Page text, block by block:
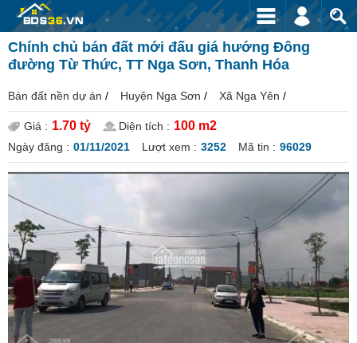
Chính chủ bán đất mới đấu giá hướng Đông
đường Từ Thức, TT Nga Sơn, Thanh Hóa
Bán đất nền dự án / Huyện Nga Sơn / Xã Nga Yên /
Giá : 1.70 tỷ Diện tích : 100 m2
Ngày đăng : 01/11/2021 Lượt xem : 3252 Mã tin : 96029